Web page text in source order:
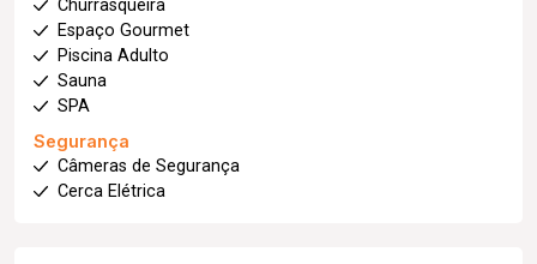
Churrasqueira
Espaço Gourmet
Piscina Adulto
Sauna
SPA
Segurança
Câmeras de Segurança
Cerca Elétrica